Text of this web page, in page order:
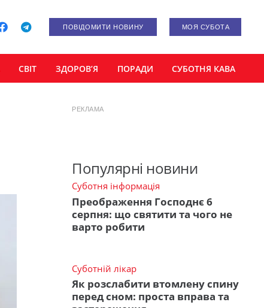
ПОВІДОМИТИ НОВИНУ МОЯ СУБОТА
СВІТ ЗДОРОВ’Я ПОРАДИ СУБОТНЯ КАВА
РЕКЛАМА
Популярні новини
Суботня інформація
Преображення Господнє 6
серпня: що святити та чого не
варто робити
Суботній лікар
Як розслабити втомлену спину
перед сном: проста вправа та